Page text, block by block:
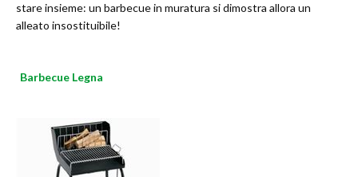
stare insieme: un barbecue in muratura si dimostra allora un
alleato insostituibile!
Barbecue Legna